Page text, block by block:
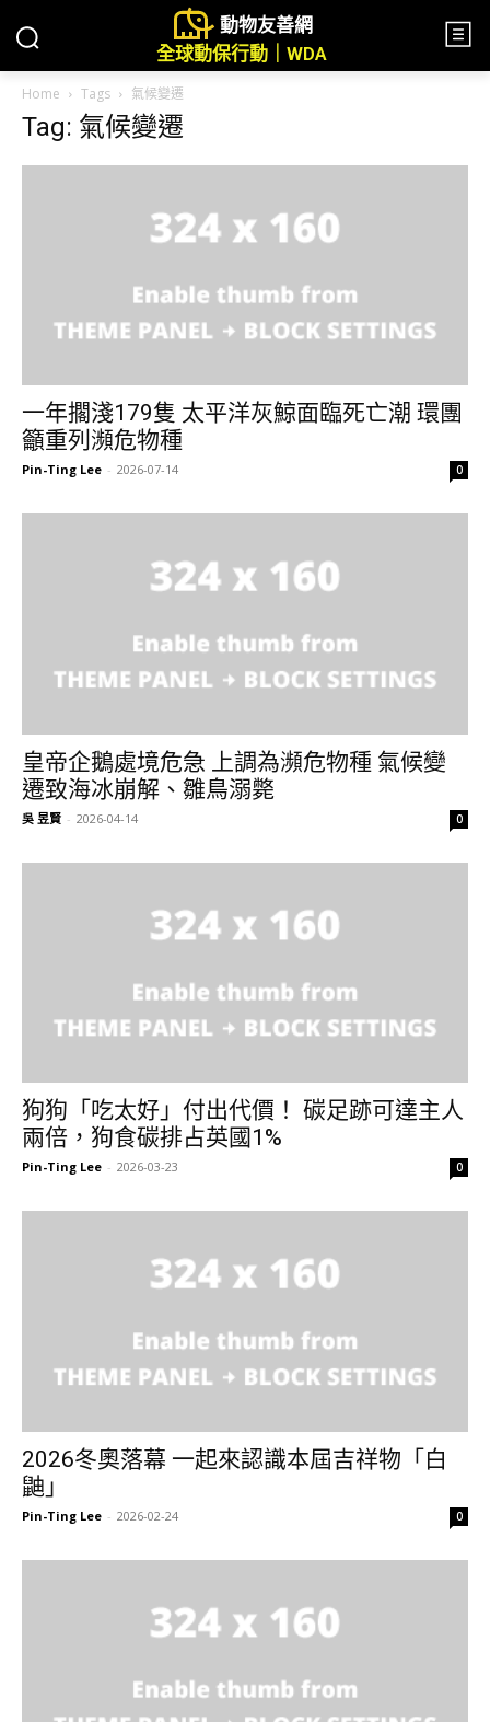
動物友善網
全球動保行動｜WDA
Home Tags 氣候變遷
Tag: 氣候變遷
一年擱淺179隻 太平洋灰鯨面臨死亡潮 環團
籲重列瀕危物種
Pin-Ting Lee - 2026-07-14 0
皇帝企鵝處境危急 上調為瀕危物種 氣候變
遷致海冰崩解、雛鳥溺斃
吳 昱賢 - 2026-04-14 0
狗狗「吃太好」付出代價！ 碳足跡可達主人
兩倍，狗食碳排占英國1%
Pin-Ting Lee - 2026-03-23 0
2026冬奧落幕 一起來認識本屆吉祥物「白
鼬」
Pin-Ting Lee - 2026-02-24 0